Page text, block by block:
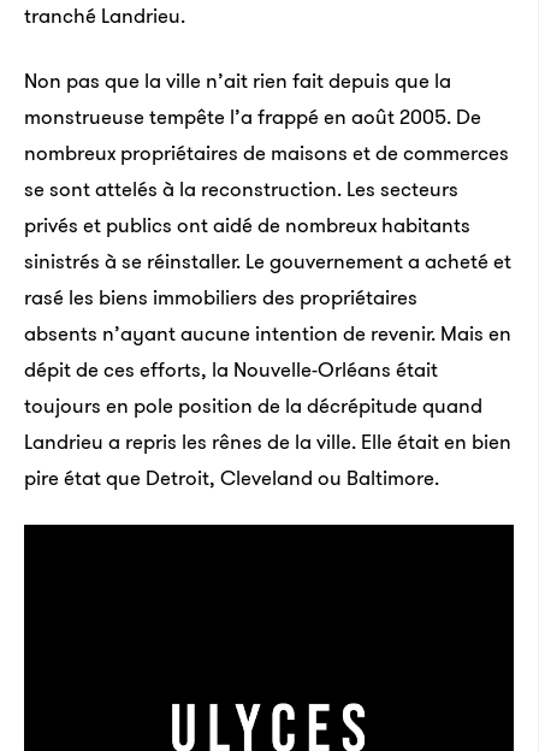
tranché Landrieu.
Non pas que la ville n’ait rien fait depuis que la
monstrueuse tempête l’a frappé en août 2005. De
nombreux propriétaires de maisons et de commerces
se sont attelés à la reconstruction. Les secteurs
privés et publics ont aidé de nombreux habitants
sinistrés à se réinstaller. Le gouvernement a acheté et
rasé les biens immobiliers des propriétaires
absents n’ayant aucune intention de revenir. Mais en
dépit de ces efforts, la Nouvelle-Orléans était
toujours en pole position de la décrépitude quand
Landrieu a repris les rênes de la ville. Elle était en bien
pire état que Detroit, Cleveland ou Baltimore.